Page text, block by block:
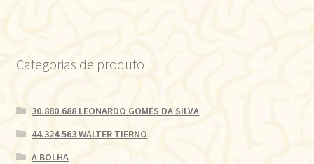
Categorias de produto
30.880.688 LEONARDO GOMES DA SILVA
44.324.563 WALTER TIERNO
A BOLHA